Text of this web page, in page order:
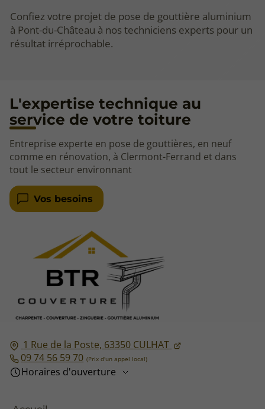
Confiez votre projet de pose de gouttière aluminium
à Pont-du-Château à nos techniciens experts pour un
résultat irréprochable.
1 Rue de la Poste, 63350 CULHAT
09 74 56 59 70
Horaires d'ouverture
L'expertise technique au
service de votre toiture
Entreprise experte en pose de gouttières, en neuf
comme en rénovation, à Clermont-Ferrand et dans
tout le secteur environnant
Vos besoins